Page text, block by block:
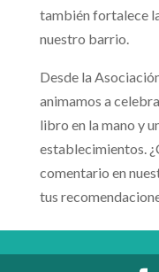
también fortalece
nuestro barrio.
Desde la
animamos a
libro en la mano y
establecimientos.
comentario en
tus